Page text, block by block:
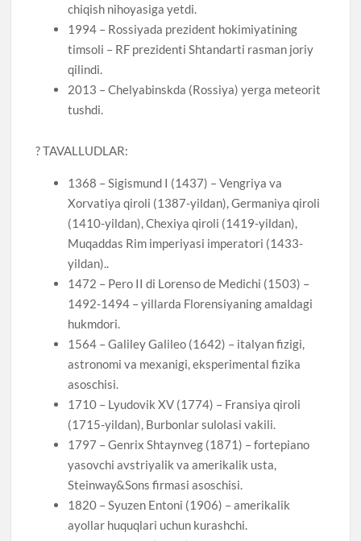
chiqish nihoyasiga yetdi.
1994 – Rossiyada prezident hokimiyatining
timsoli – RF prezidenti Shtandarti rasman joriy
qilindi.
2013 – Chelyabinskda (Rossiya) yerga meteorit
tushdi.
? TAVALLUDLAR:
1368 – Sigismund I (1437) – Vengriya va
Xorvatiya qiroli (1387-yildan), Germaniya qiroli
(1410-yildan), Chexiya qiroli (1419-yildan),
Muqaddas Rim imperiyasi imperatori (1433-
yildan)..
1472 – Pero II di Lorenso de Medichi (1503) –
1492-1494 – yillarda Florensiyaning amaldagi
hukmdori.
1564 – Galiley Galileo (1642) – italyan fizigi,
astronomi va mexanigi, eksperimental fizika
asoschisi.
1710 – Lyudovik XV (1774) – Fransiya qiroli
(1715-yildan), Burbonlar sulolasi vakili.
1797 – Genrix Shtaynveg (1871) – fortepiano
yasovchi avstriyalik va amerikalik usta,
Steinway&Sons firmasi asoschisi.
1820 – Syuzen Entoni (1906) – amerikalik
ayollar huquqlari uchun kurashchi.